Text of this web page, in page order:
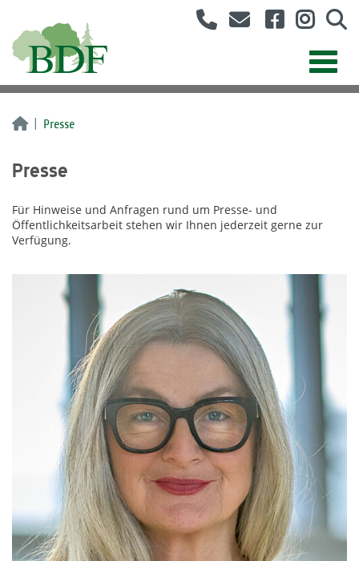
Presse
Presse
Für Hinweise und Anfragen rund um Presse- und
Öffentlichkeitsarbeit stehen wir Ihnen jederzeit gerne zur
Verfügung.